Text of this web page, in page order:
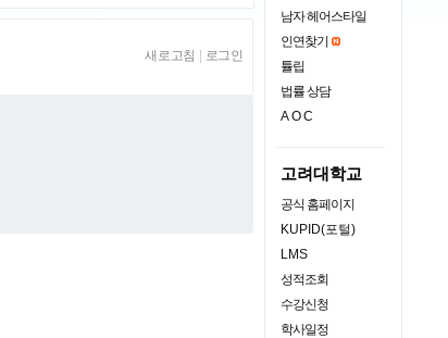
새로고침 로그인
남자 헤어스타일
인연찾기
튤립
법률 상담
AOC
고려대학교
공식 홈페이지
KUPID(포털)
LMS
성적조회
수강신청
학사일정